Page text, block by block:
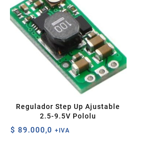
Regulador Step Up Ajustable
2.5-9.5V Pololu
$ 89.000,0 +IVA